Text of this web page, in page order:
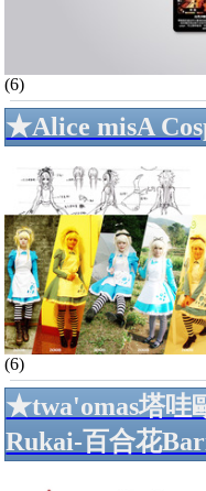
(6)
★Alice misA
(6)
★twa'omas塔哇
Rukai-百合花